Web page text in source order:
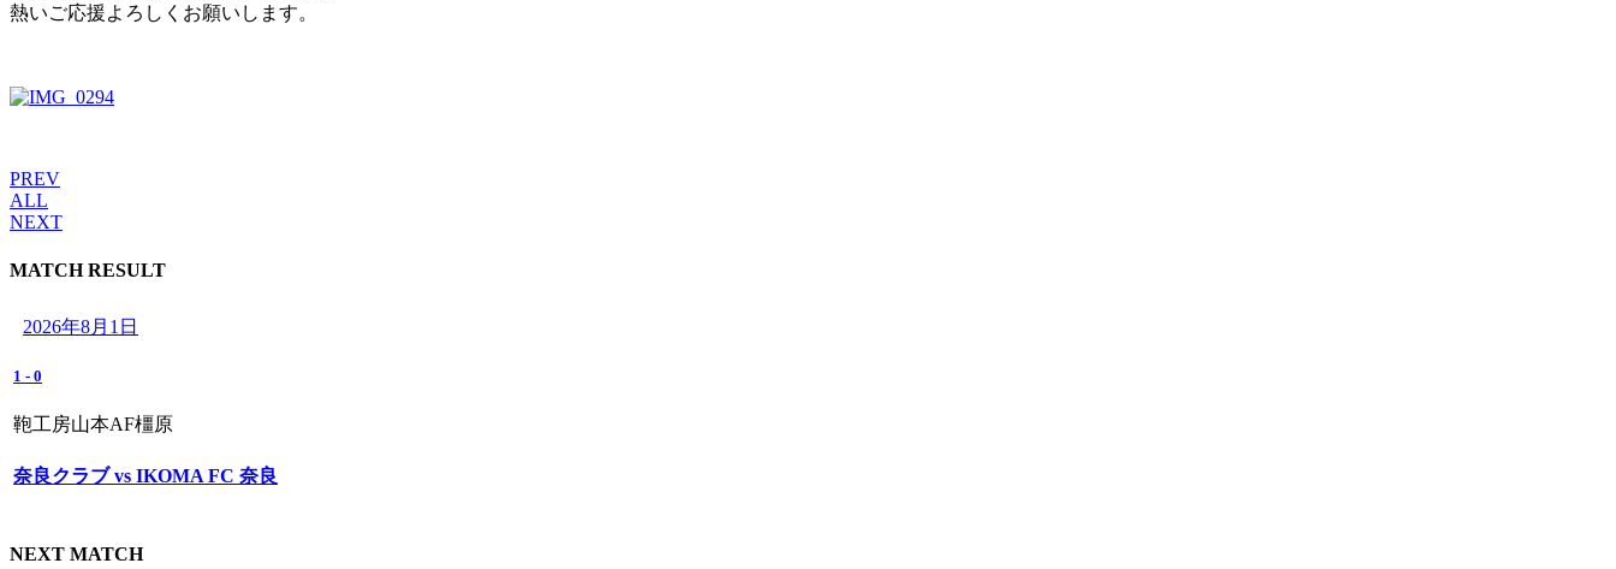
熱いご応援よろしくお願いします。
PREV
ALL
NEXT
MATCH RESULT
2026年8月1日
1 - 0
鞄工房山本AF橿原
奈良クラブ vs IKOMA FC 奈良
NEXT MATCH